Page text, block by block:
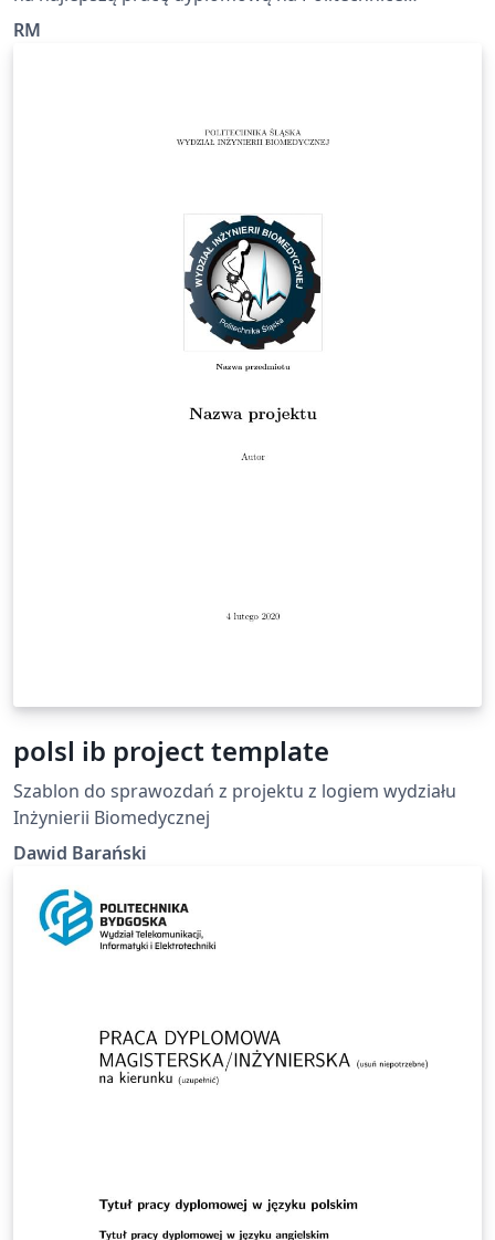
Wrocławskiej.
RM
polsl ib project template
Szablon do sprawozdań z projektu z logiem wydziału
Inżynierii Biomedycznej
Dawid Barański